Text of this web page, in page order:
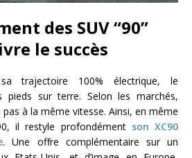
des SUV “90”
le succès
trajectoire 100% électrique, le
pieds sur terre. Selon les marchés,
pas à la même vitesse. Ainsi, en même
il restyle profondément son XC90
. Une offre complémentaire sur un